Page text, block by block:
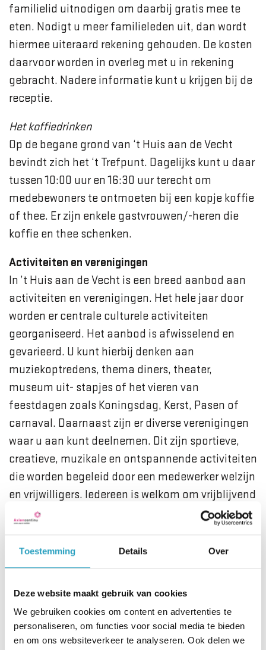
Toestemming Details Over
Deze website maakt gebruik van cookies
We gebruiken cookies om content en advertenties te
personaliseren, om functies voor social media te bieden
en om ons websiteverkeer te analyseren. Ook delen we
familielid uitnodigen om daarbij gratis mee te
eten. Nodigt u meer familieleden uit, dan wordt
hiermee uiteraard rekening gehouden. De kosten
daarvoor worden in overleg met u in rekening
gebracht. Nadere informatie kunt u krijgen bij de
receptie.
Het koffiedrinken
Op de begane grond van ‘t Huis aan de Vecht
bevindt zich het ‘t Trefpunt. Dagelijks kunt u daar
tussen 10:00 uur en 16:30 uur terecht om
medebewoners te ontmoeten bij een kopje koffie
of thee. Er zijn enkele gastvrouwen/-heren die
koffie en thee schenken.
Activiteiten en verenigingen
In ’t Huis aan de Vecht is een breed aanbod aan
activiteiten en verenigingen. Het hele jaar door
worden er centrale culturele activiteiten
georganiseerd. Het aanbod is afwisselend en
gevarieerd. U kunt hierbij denken aan
muziekoptredens, thema diners, theater,
museum uit- stapjes of het vieren van
feestdagen zoals Koningsdag, Kerst, Pasen of
carnaval. Daarnaast zijn er diverse verenigingen
waar u aan kunt deelnemen. Dit zijn sportieve,
creatieve, muzikale en ontspannende activiteiten
die worden begeleid door een medewerker welzijn
en vrijwilligers. Iedereen is welkom om vrijblijvend
te komen kijken en zich aan te sluiten bij een
vereniging. Op verschillende afdelingen worden
er passende activiteiten geboden aan bewoners
die niet meer zo gemakkelijk invulling en
zijn er medewerkers welzijn en gastvrouwen
actief in de huiskamers. Medewerkers welzijn
bezoeken nieuwe bewoners en organiseren